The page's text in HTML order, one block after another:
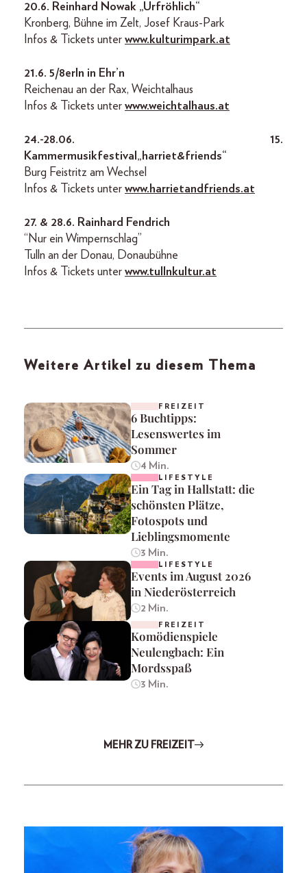
20.6. Reinhard Nowak „Urfröhlich“
Kronberg, Bühne im Zelt, Josef Kraus-Park
Infos & Tickets unter www.kulturimpark.at
21.6. 5/8erln in Ehr’n
Reichenau an der Rax, Weichtalhaus
Infos & Tickets unter www.weichtalhaus.at
24.-28.06. 15.
Kammermusikfestival „harriet&friends“
Burg Feistritz am Wechsel
Infos & Tickets unter www.harrietandfriends.at
27. & 28.6. Rainhard Fendrich
“Nur ein Wimpernschlag”
Tulln an der Donau, Donaubühne
Infos & Tickets unter www.tullnkultur.at
Weitere Artikel zu diesem Thema
FREIZEIT
6 Buchtipps:
Lesenswertes im
Sommer
4 Min.
LIFESTYLE
Ein Tag in Hallstatt: die
schönsten Plätze,
Fotospots und
Lieblingsmomente
3 Min.
LIFESTYLE
Events im August 2026
in Niederösterreich
2 Min.
FREIZEIT
Komödienspiele
Neulengbach: Ein
Mordsspaß
3 Min.
MEHR ZU FREIZEIT